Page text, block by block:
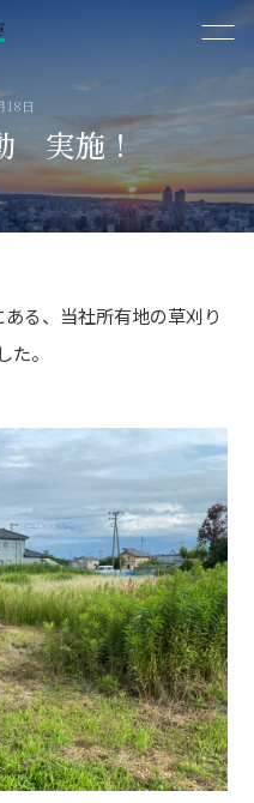
18日
実施！
る、当社所有地の草刈り
。